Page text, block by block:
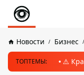
Новости Бизнес
ТОПТЕМЫ: ⚠️